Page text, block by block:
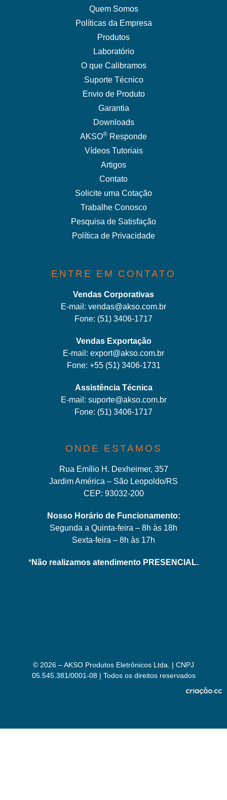
Quem Somos
Políticas da Empresa
Produtos
Laboratório
O que Calibramos
Suporte Técnico
Envio de Produto
Garantia
Downloads
AKSO® Responde
Vídeos Tutoriais
Artigos
Contato
Solicite uma Cotação
Trabalhe Conosco
Pesquisa de Satisfação
Política de Privacidade
ENTRE EM CONTATO
Vendas Corporativas
E-mail: vendas@akso.com.br
Fone: (51) 3406-1717
Vendas Exportação
E-mail: export@akso.com.br
Fone: +55 (51) 3406-1731
Assistência Técnica
E-mail: suporte@akso.com.br
Fone: (51) 3406-1717
ONDE ESTAMOS
Rua Emílio H. Dexheimer, 357
Jardim América – São Leopoldo/RS
CEP: 93032-200
Nosso Horário de Funcionamento:
Segunda a Quinta-feira – 8h às 18h
Sexta-feira – 8h às 17h
*Não realizamos atendimento PRESENCIAL.
© 2026 – AKSO Produtos Eletrônicos Ltda. | CNPJ
05.545.381/0001-08 | Todos os direitos reservados